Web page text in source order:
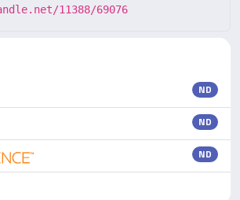
11388/69076
ND
ND
ND